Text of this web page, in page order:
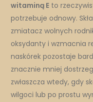
witaminą E to
potrzebuje odnowy.
zmiatacz wolnych
oksydanty i wzmacnia
naskórek pozostaje
znacznie mniej
zwłaszcza wtedy, gdy
wilgoci lub po prostu